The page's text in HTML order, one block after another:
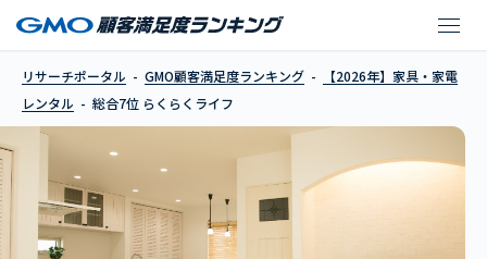
リサーチポータル GMO顧客満足度ランキング
【2026年】家具・家電
レンタル
総合7位 らくらくライフ